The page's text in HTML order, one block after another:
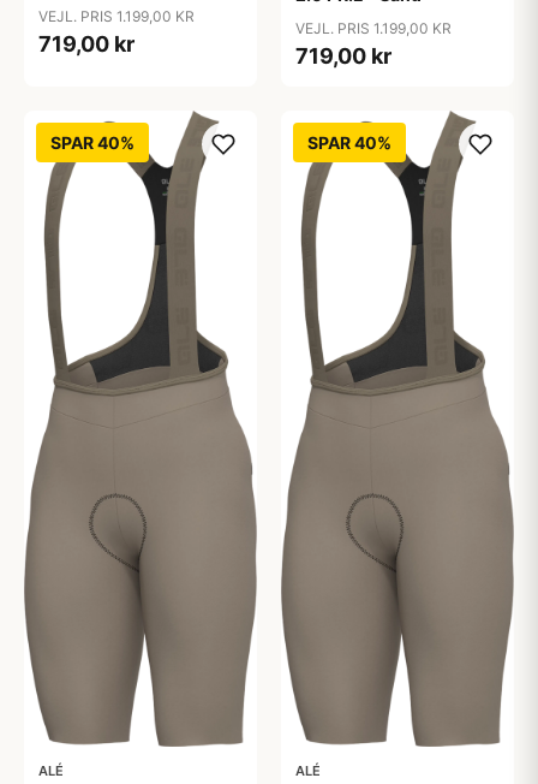
VEJL. PRIS 1.199,00 KR
719,00 kr
VEJL. PRIS 1.199,00 KR
719,00 kr
SPAR 40%
ALÉ
SPAR 40%
ALÉ